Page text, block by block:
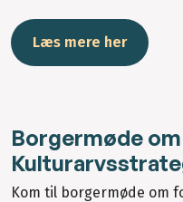
Læs mere her
Borgermøde
Kom til borgermøde om